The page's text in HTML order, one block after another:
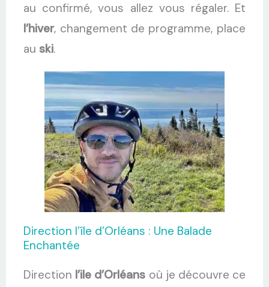
au confirmé, vous allez vous régaler. Et
l’hiver, changement de programme, place
auski.
Direction l’île d’Orléans : Une Balade
Enchantée
Direction l’ile d’Orléans où je découvre ce